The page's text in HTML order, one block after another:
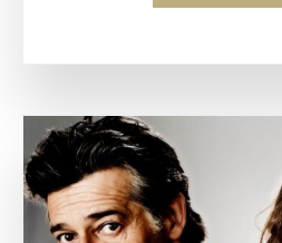
Demain
février